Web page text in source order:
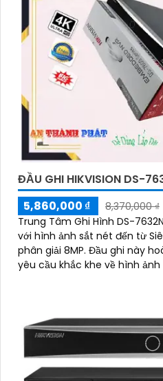
ĐẦU GHI HIKVISION DS-
5,860,000 ₫
8,370,000 ₫
Trung Tâm Ghi Hình DS-
với hình ảnh sắt nét đến từ
phân giải 8MP. Đầu ghi này hoàn toàn đáp ứng được
yêu cầu khắc khe về hình ảnh